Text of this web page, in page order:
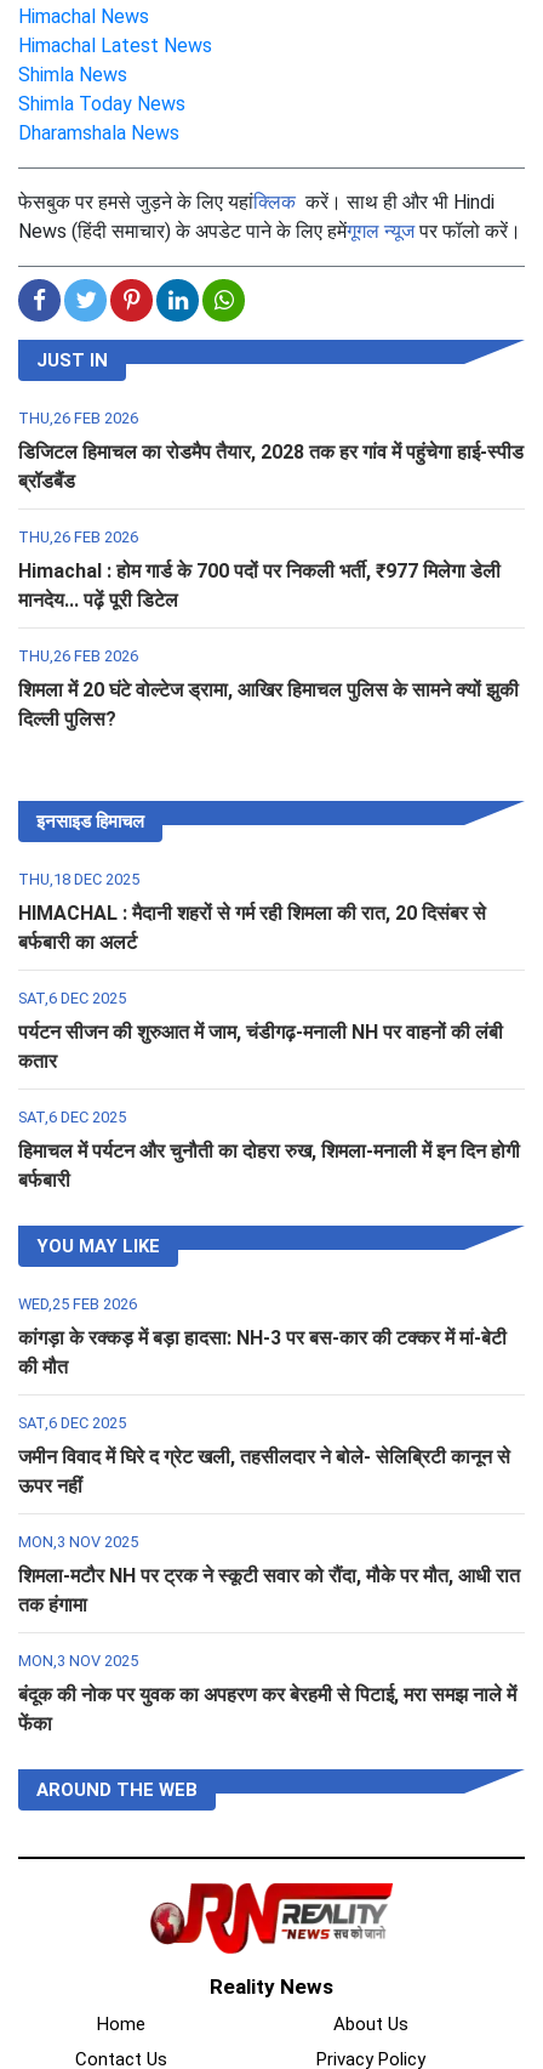
Himachal News
Himachal Latest News
Shimla News
Shimla Today News
Dharamshala News
फेसबुक पर हमसे जुड़ने के लिए यहांक्लिककरें। साथ ही और भी Hindi
News (हिंदी समाचार) के अपडेट पाने के लिए हमेंगूगल न्यूजपर फॉलो करें।
JUST IN
THU,26 FEB 2026
डिजिटल हिमाचल का रोडमैप तैयार, 2028 तक हर गांव में पहुंचेगा हाई-स्पीड
ब्रॉडबैंड
THU,26 FEB 2026
Himachal : होम गार्ड के 700 पदों पर निकली भर्ती, ₹977 मिलेगा डेली
मानदेय... पढ़ें पूरी डिटेल
THU,26 FEB 2026
शिमला में 20 घंटे वोल्टेज ड्रामा, आखिर हिमाचल पुलिस के सामने क्यों झुकी
दिल्ली पुलिस?
इनसाइड हिमाचल
THU,18 DEC 2025
HIMACHAL : मैदानी शहरों से गर्म रही शिमला की रात, 20 दिसंबर से
बर्फबारी का अलर्ट
SAT,6 DEC 2025
पर्यटन सीजन की शुरुआत में जाम, चंडीगढ़-मनाली NH पर वाहनों की लंबी
कतार
SAT,6 DEC 2025
हिमाचल में पर्यटन और चुनौती का दोहरा रुख, शिमला-मनाली में इन दिन होगी
बर्फबारी
YOU MAY LIKE
WED,25 FEB 2026
कांगड़ा के रक्कड़ में बड़ा हादसा: NH-3 पर बस-कार की टक्कर में मां-बेटी
की मौत
SAT,6 DEC 2025
जमीन विवाद में घिरे द ग्रेट खली, तहसीलदार ने बोले- सेलिब्रिटी कानून से
ऊपर नहीं
MON,3 NOV 2025
शिमला-मटौर NH पर ट्रक ने स्कूटी सवार को रौंदा, मौके पर मौत, आधी रात
तक हंगामा
MON,3 NOV 2025
बंदूक की नोक पर युवक का अपहरण कर बेरहमी से पिटाई, मरा समझ नाले में
फेंका
AROUND THE WEB
Reality News
Home
About Us
Contact Us
Privacy Policy